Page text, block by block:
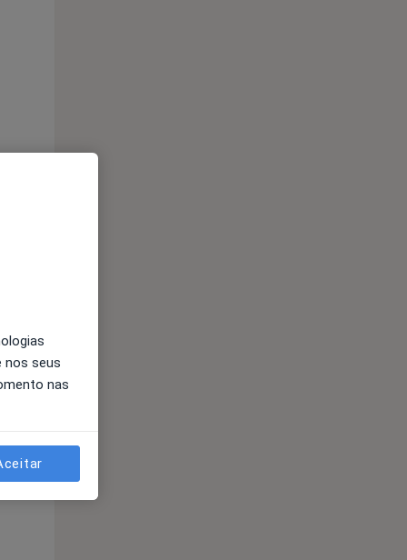
Segunda-feira
nos seus
nas